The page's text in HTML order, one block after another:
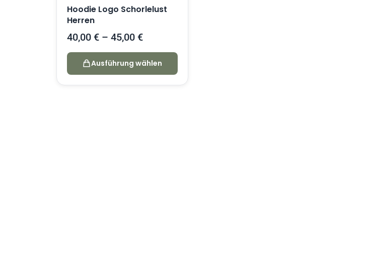
Hoodie Logo Schorlelust
Herren
40,00 € – 45,00 €
Ausführung wählen